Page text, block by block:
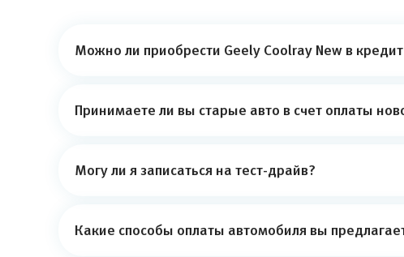
Можно ли приобрести Geely Coolray New в
Принимаете ли вы старые авто в счет оплаты
Могу ли я записаться на тест-драйв?
Какие способы оплаты автомобиля вы